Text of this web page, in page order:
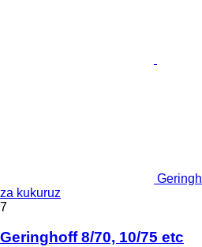
za kukuruz
7
Geringhoff 8/70, 10/75 etc